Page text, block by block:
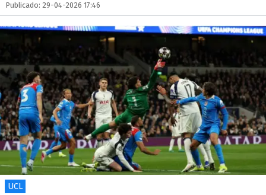
Publicado: 29-04-2026 17:46
UCL